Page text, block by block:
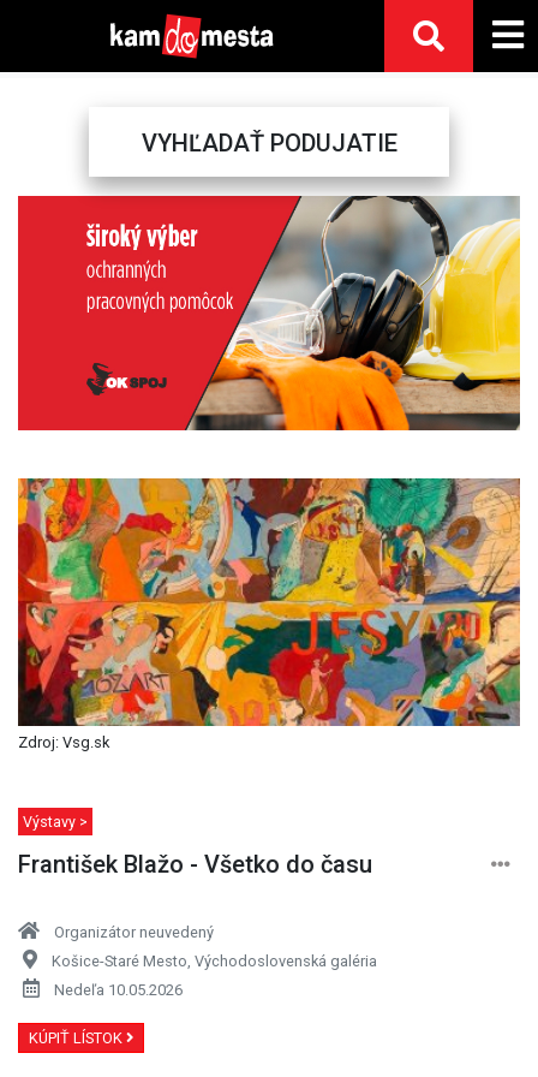
VYHĽADAŤ PODUJATIE
Next
Zdroj: Vsg.sk
Výstavy >
František Blažo - Všetko do času
Organizátor neuvedený
Košice-Staré Mesto, Východoslovenská galéria
Nedeľa 10.05.2026
KÚPIŤ LÍSTOK